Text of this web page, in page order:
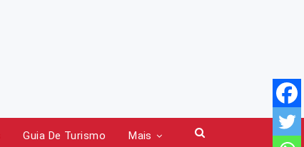
Guia De Turismo Mais